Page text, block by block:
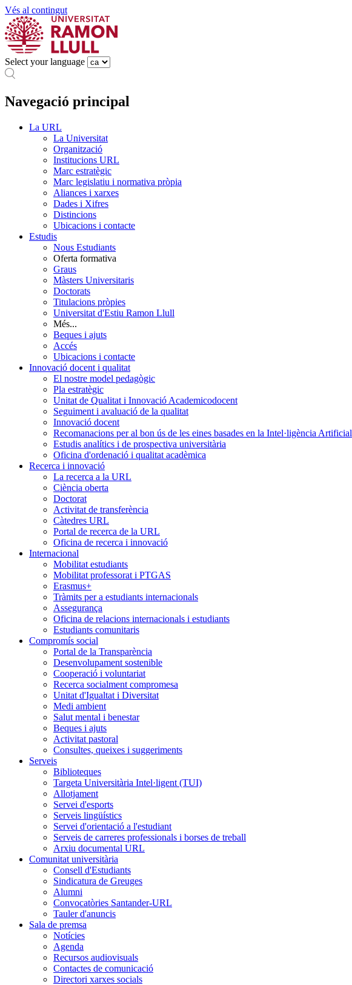
Vés al contingut
Select your language
Navegació principal
La URL
La Universitat
Organització
Institucions URL
Marc estratègic
Marc legislatiu i normativa pròpia
Aliances i xarxes
Dades i Xifres
Distincions
Ubicacions i contacte
Estudis
Nous Estudiants
Oferta formativa
Graus
Màsters Universitaris
Doctorats
Titulacions pròpies
Universitat d'Estiu Ramon Llull
Més...
Beques i ajuts
Accés
Ubicacions i contacte
Innovació docent i qualitat
El nostre model pedagògic
Pla estratègic
Unitat de Qualitat i Innovació Academicodocent
Seguiment i avaluació de la qualitat
Innovació docent
Recomanacions per al bon ús de les eines basades en la Intel·ligència Artificial
Estudis analítics i de prospectiva universitària
Oficina d'ordenació i qualitat acadèmica
Recerca i innovació
La recerca a la URL
Ciència oberta
Doctorat
Activitat de transferència
Càtedres URL
Portal de recerca de la URL
Oficina de recerca i innovació
Internacional
Mobilitat estudiants
Mobilitat professorat i PTGAS
Erasmus+
Tràmits per a estudiants internacionals
Assegurança
Oficina de relacions internacionals i estudiants
Estudiants comunitaris
Compromís social
Portal de la Transparència
Desenvolupament sostenible
Cooperació i voluntariat
Recerca socialment compromesa
Unitat d'Igualtat i Diversitat
Medi ambient
Salut mental i benestar
Beques i ajuts
Activitat pastoral
Consultes, queixes i suggeriments
Serveis
Biblioteques
Targeta Universitària Intel·ligent (TUI)
Allotjament
Servei d'esports
Serveis lingüístics
Servei d'orientació a l'estudiant
Serveis de carreres professionals i borses de treball
Arxiu documental URL
Comunitat universitària
Consell d'Estudiants
Sindicatura de Greuges
Alumni
Convocatòries Santander-URL
Tauler d'anuncis
Sala de premsa
Notícies
Agenda
Recursos audiovisuals
Contactes de comunicació
Directori xarxes socials